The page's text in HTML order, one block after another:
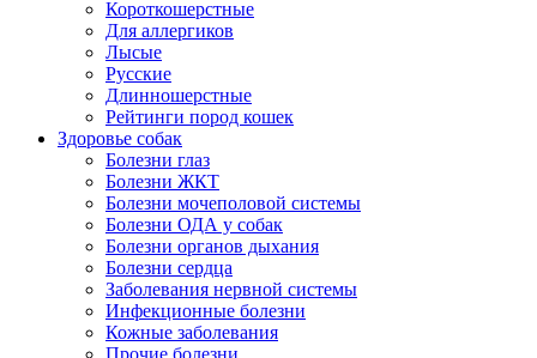
Короткошерстные
Для аллергиков
Лысые
Русские
Длинношерстные
Рейтинги пород кошек
Здоровье собак
Болезни глаз
Болезни ЖКТ
Болезни мочеполовой системы
Болезни ОДА у собак
Болезни органов дыхания
Болезни сердца
Заболевания нервной системы
Инфекционные болезни
Кожные заболевания
Прочие болезни